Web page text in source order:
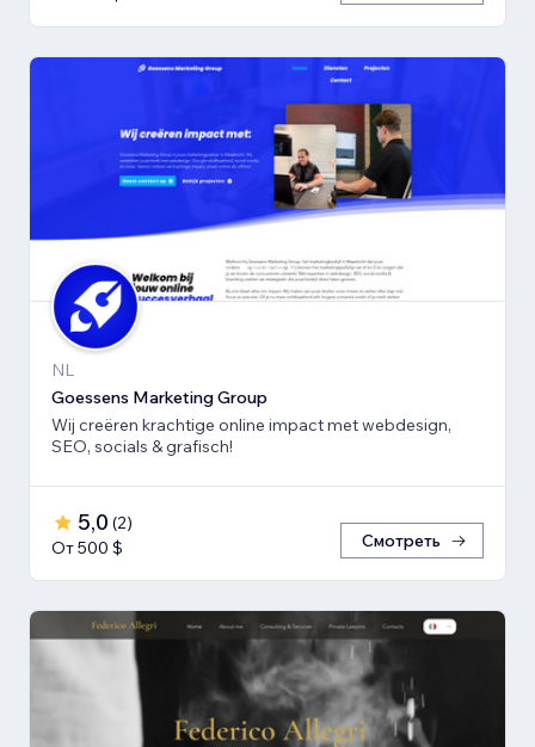
NL
Goessens Marketing Group
Wij creëren krachtige online impact met webdesign,
SEO, socials & grafisch!
5,0 (2)
От 500 $
Смотреть